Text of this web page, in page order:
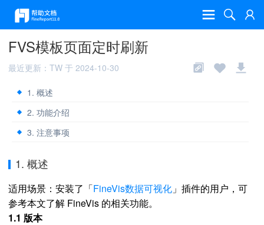
FVS模板页面定时刷新
最近更新：TW 于 2024-10-30
1. 概述
2. 功能介绍
3. 注意事项
1. 概述
适用场景：安装了「FineVis数据可视化 」插件的用户，可
参考本文了解 FineVis 的相关功能。
1.1 版本